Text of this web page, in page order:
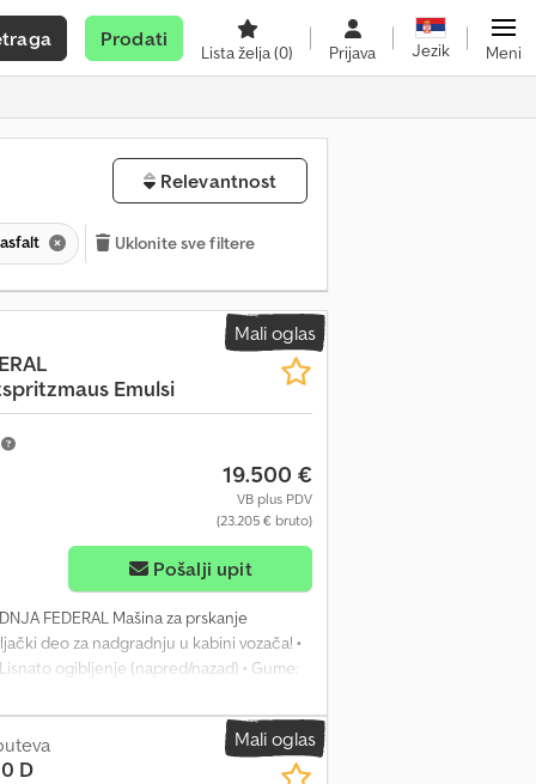
Prodati
Lista želja(0) Prijava Jezik Meni
Relevantnost
Uklonite sve filtere
Mali oglas
Emulsi
19.500 €
VB plus PDV
(23.205 € bruto)
Pošalji upit
FEDERAL Mašina za prskanje
deo za nadgradnju u kabini vozača! •
ogibljenje (napred/nazad) • Gume:
• NOV gorionik! • Šipka za prskanje,
= Tip goriva: Dizel Kilometraža: 67.000
(nije u voznom stanju)
Mali oglas
D